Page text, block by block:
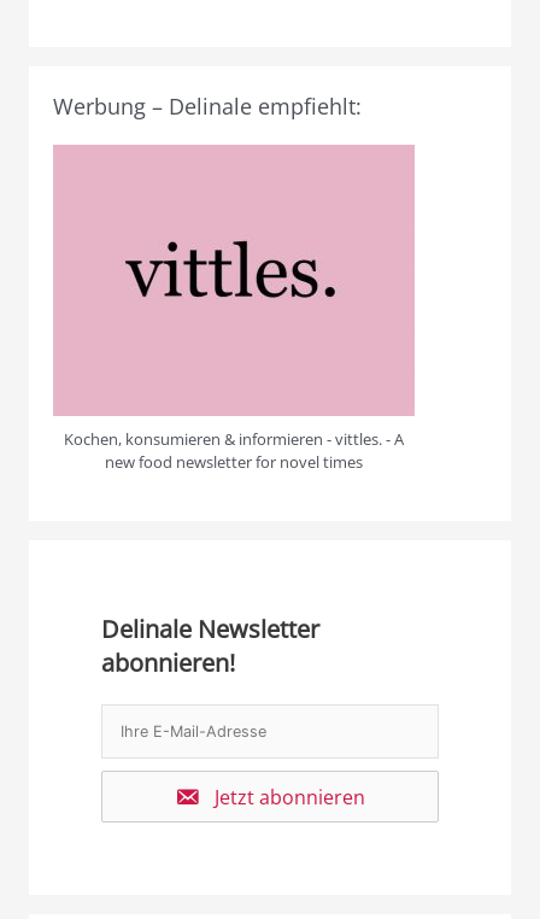
Werbung – Delinale empfiehlt:
Kochen, konsumieren & informieren - vittles. - A
new food newsletter for novel times
Delinale Newsletter
abonnieren!
Jetzt abonnieren